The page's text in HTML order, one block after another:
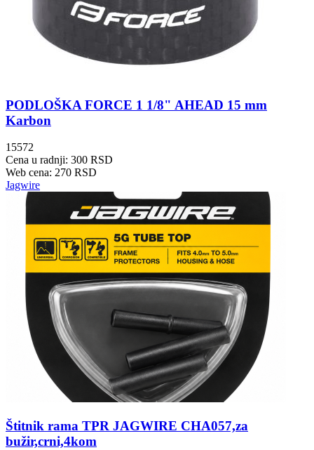
PODLOŠKA FORCE 1 1/8" AHEAD 15 mm
Karbon
15572
Cena u radnji: 300 RSD
Web cena: 270 RSD
Jagwire
Štitnik rama TPR JAGWIRE CHA057,za
bužir,crni,4kom